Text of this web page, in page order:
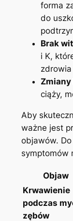
forma
do
Brak
i K,
ciąży,
Aby
ważne jest
objawów.
symptomów
Objaw
Krwawienie
podczas
zębów